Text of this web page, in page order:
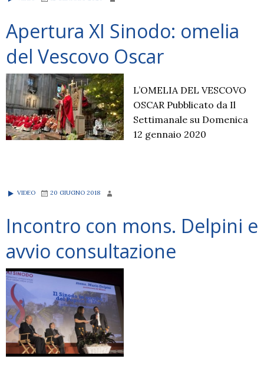
Apertura XI Sinodo: omelia
del Vescovo Oscar
L’OMELIA DEL VESCOVO
OSCAR Pubblicato da Il
Settimanale su Domenica
12 gennaio 2020
VIDEO 20 GIUGNO 2018
Incontro con mons. Delpini e
avvio consultazione